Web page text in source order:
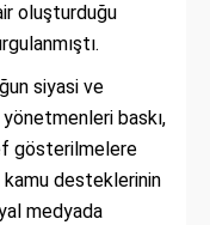
oluşturduğu
siyasi ve
baskı,
gösterilmelere
kamu desteklerinin
medyada